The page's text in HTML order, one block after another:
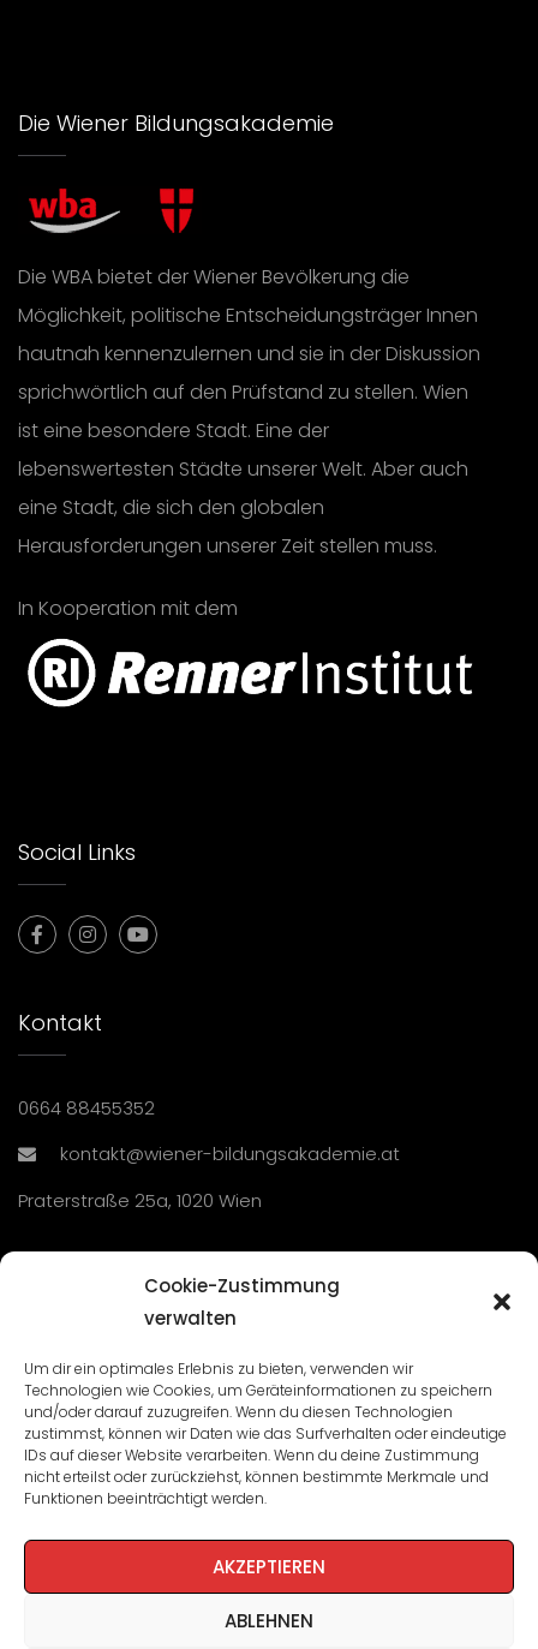
Cookie-Zustimmung
verwalten
Um dir ein optimales Erlebnis zu bieten, verwenden wir
Technologien wie Cookies, um Geräteinformationen zu speichern
und/oder darauf zuzugreifen. Wenn du diesen Technologien
zustimmst, können wir Daten wie das Surfverhalten oder eindeutige
IDs auf dieser Website verarbeiten. Wenn du deine Zustimmung
nicht erteilst oder zurückziehst, können bestimmte Merkmale und
Funktionen beeinträchtigt werden.
AKZEPTIEREN
ABLEHNEN
Die Wiener Bildungsakademie
Die WBA bietet der Wiener Bevölkerung die
Möglichkeit, politische Entscheidungsträger Innen
hautnah kennenzulernen und sie in der Diskussion
sprichwörtlich auf den Prüfstand zu stellen. Wien
ist eine besondere Stadt. Eine der
lebenswertesten Städte unserer Welt. Aber auch
eine Stadt, die sich den globalen
Herausforderungen unserer Zeit stellen muss.
In Kooperation mit dem
Social Links
Kontakt
0664 88455352
kontakt@wiener-bildungsakademie.at
Praterstraße 25a, 1020 Wien
Seminare und Veranstaltungen
Lehrgänge
WBA: Direktion und Team
Impressum/Datenschutz
Cookie-Richtlinie